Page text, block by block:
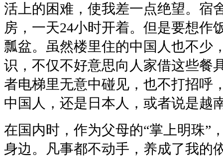
活上的困难，使我差一点绝望。宿
房，一天24小时开着。但是要想作
瓢盆。虽然楼里住的中国人也不少
识，不仅不好意思向人家借这些餐
者电梯里无意中碰见，也不打招呼
中国人，还是日本人，或者说是越
在国内时，作为父母的“掌上明珠”
身边。凡事都不动手，养成了我的